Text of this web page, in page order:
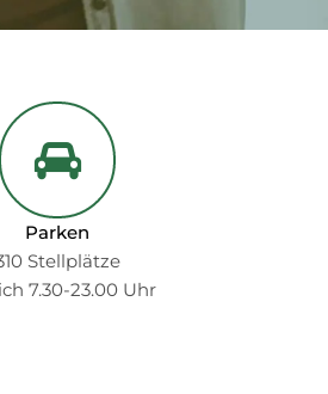
Parken
Stellplätze
7.30-23.00 Uhr